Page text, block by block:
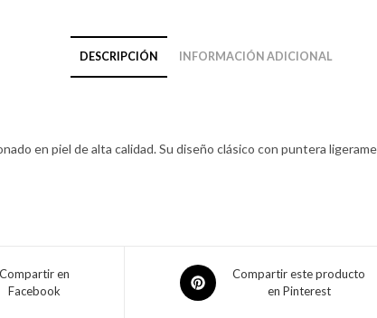
DESCRIPCIÓN INFORMACIÓN ADICIONAL
en piel de alta calidad. Su diseño clásico con puntera
Compartir en
Facebook
Compartir este producto
en Pinterest